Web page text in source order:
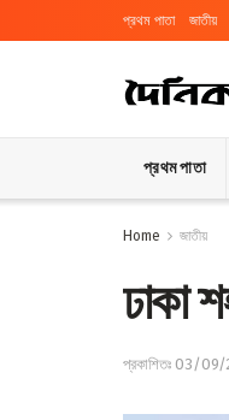
প্রথম পাতা জাতীয়
প্রথম পাতা
Home জাতীয়
ঢাকা
প্রকাশিতঃ 03/